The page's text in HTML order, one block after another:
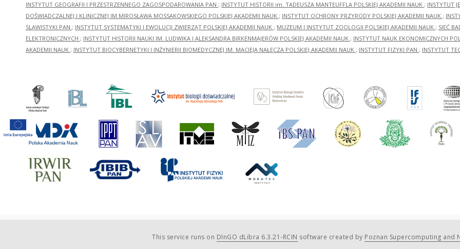
INSTYTUT GEOGRAFII I PRZESTRZENNEGO ZAGOSPODAROWANIA PAN ; INSTYTUT HISTORII im. TADEUSZA MANTEUFFLA POLSKIEJ AKADEMII NAUK ; INSTYTUT
DOŚWIADCZALNEJ I KLINICZNEJ IM.MIROSŁAWA MOSSAKOWSKIEGO POLSKIEJ AKADEMII NAUK ; INSTYTUT OCHRONY PRZYRODY POLSKIEJ AKADEMII NAUK ;
SLAWISTYKI PAN ; INSTYTUT SYSTEMATYKI I EWOLUCJI ZWIERZĄT POLSKIEJ AKADEMII NAUK ; MUZEUM I INSTYTUT ZOOLOGII POLSKIEJ AKADEMII NAUK ; SIEĆ
ELEKTRONICZNYCH ; INSTYTUT HISTORII NAUKI IM. LUDWIKA I ALEKSANDRA BIRKENMAJERÓW POLSKIEJ AKADEMII NAUK ; INSTYTUT NAUK EKONOMICZNYCH
AKADEMII NAUK ; INSTYTUT BIOCYBERNETYKI I INŻYNIERII BIOMEDYCZNEJ IM. MACIEJA NAŁĘCZA POLSKIEJ AKADEMII NAUK ; INSTYTUT FIZYKI PAN ; INSTYTUT
This service runs on DInGO dLibra 6.3.21-RCIN software created by Poznan Supercomputing and